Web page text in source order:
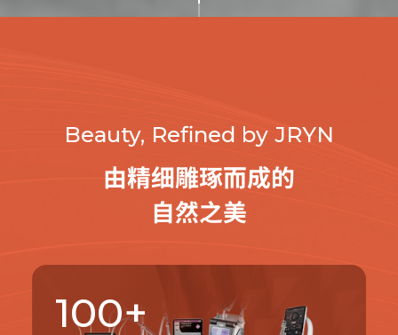
Beauty, Refined by JRYN
由精细雕琢而成的
自然之美
100+